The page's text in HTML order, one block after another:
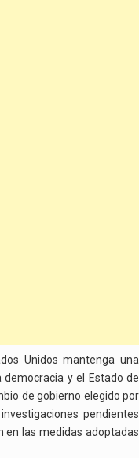
Unidos mantenga una
y el Estado de
de gobierno elegido por
pendientes
en las medidas adoptadas